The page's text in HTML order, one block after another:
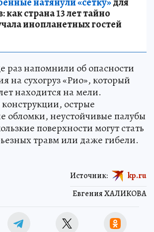
страна 13 лет тайно
инопланетных гостей
раз напомнили об опасности
на сухогруз «Рио», который
находится на мели.
острые
обломки, неустойчивые палубы
поверхности могут стать
травм или даже гибели.
Евгения ХАЛИКОВА
Источник: kp.ru